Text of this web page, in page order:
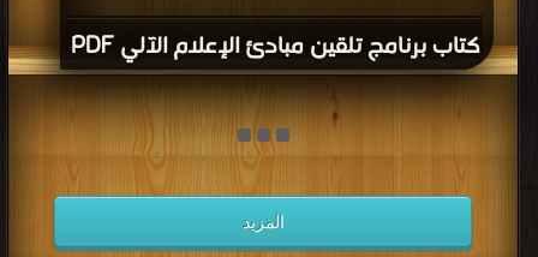
كتاب برنامج تلقين مبادئ الإعلام الآلي PDF
المزيد